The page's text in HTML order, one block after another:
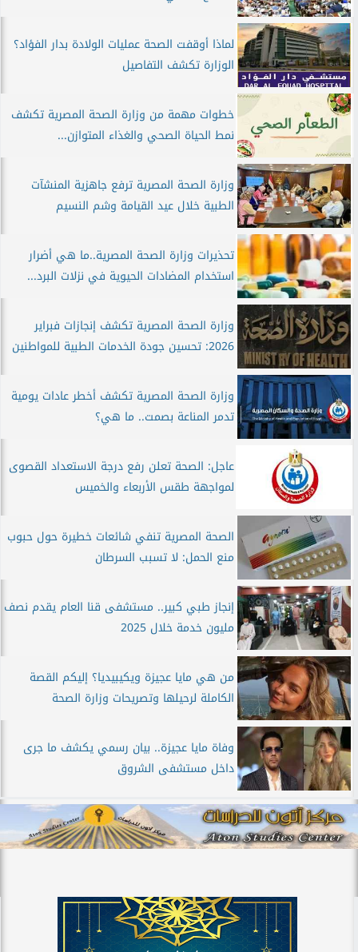
لماذا أوقفت الصحة عمليات الولادة بدار الفؤاد؟
الوزارة تكشف التفاصيل
خطوات مهمة من وزارة الصحة المصرية تكشف
نمط الحياة الصحي والغذاء المتوازن...
وزارة الصحة المصرية ترفع جاهزية المنشآت
الطبية خلال عيد القيامة وشم النسيم
تحذيرات وزارة الصحة المصرية..ما هي أضرار
استخدام المضادات الحيوية في نزلات البرد...
وزارة الصحة المصرية تكشف إنجازات فبراير
2026: تحسين جودة الخدمات الطبية للمواطنين
وزارة الصحة المصرية تكشف أخطر عادات يومية
تدمر المناعة بصمت.. ما هي؟
عاجل: الصحة تعلن رفع درجة الاستعداد القصوى
لمواجهة طقس الأربعاء والخميس
الصحة المصرية تنفي شائعات خطيرة حول حبوب
منع الحمل: لا تسبب السرطان
إنجاز طبي كبير.. مستشفى قنا العام يقدم نصف
مليون خدمة خلال 2025
من هي مايا عجيزة ويكيبيديا؟ إليكم القصة
الكاملة لرحيلها وتصريحات وزارة الصحة
وفاة مايا عجيزة.. بيان رسمي يكشف ما جرى
داخل مستشفى الشروق